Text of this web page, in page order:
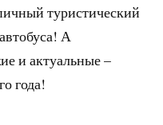
туристический
А
и актуальные –
года!